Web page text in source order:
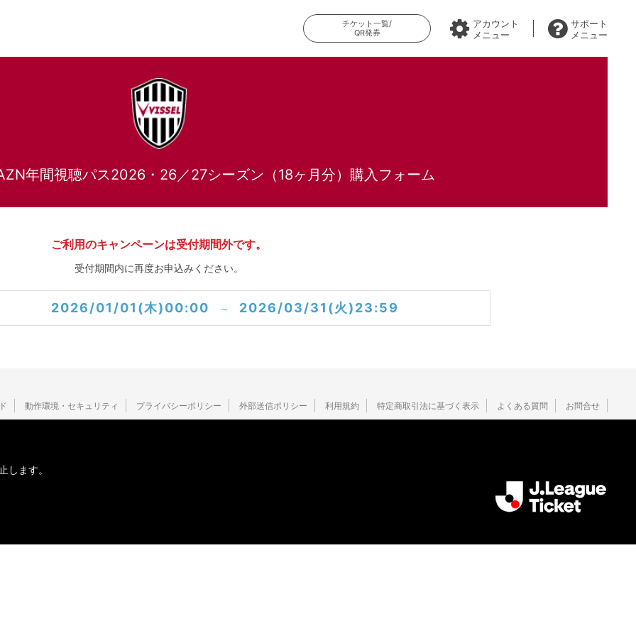
チケット一覧/
QR発券
アカウント
メニュー
サポート
メニュー
年間視聴パス2026・26／27シーズン（18ヶ月分）購入フォーム
ご利用のキャンペーンは受付期間外です。
受付期間内に再度お申込みください。
2026/01/01(木)00:00 ～ 2026/03/31(火)23:59
動作環境・セキュリティ プライバシーポリシー 外部送信ポリシー 利用規約 特定商取引法に基づく表示 よくある質問 お問合せ
します。